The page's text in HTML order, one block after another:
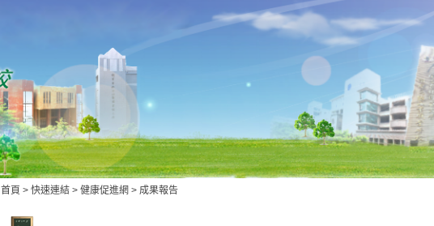
首頁 > 快速連結 > 健康促進網 > 成果報告